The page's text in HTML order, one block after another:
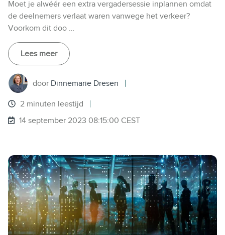
Moet je alwéér een extra vergadersessie inplannen omdat
de deelnemers verlaat waren vanwege het verkeer?
Voorkom dit doo …
Lees meer
door Dinnemarie Dresen
2 minuten leestijd
14 september 2023 08:15:00 CEST